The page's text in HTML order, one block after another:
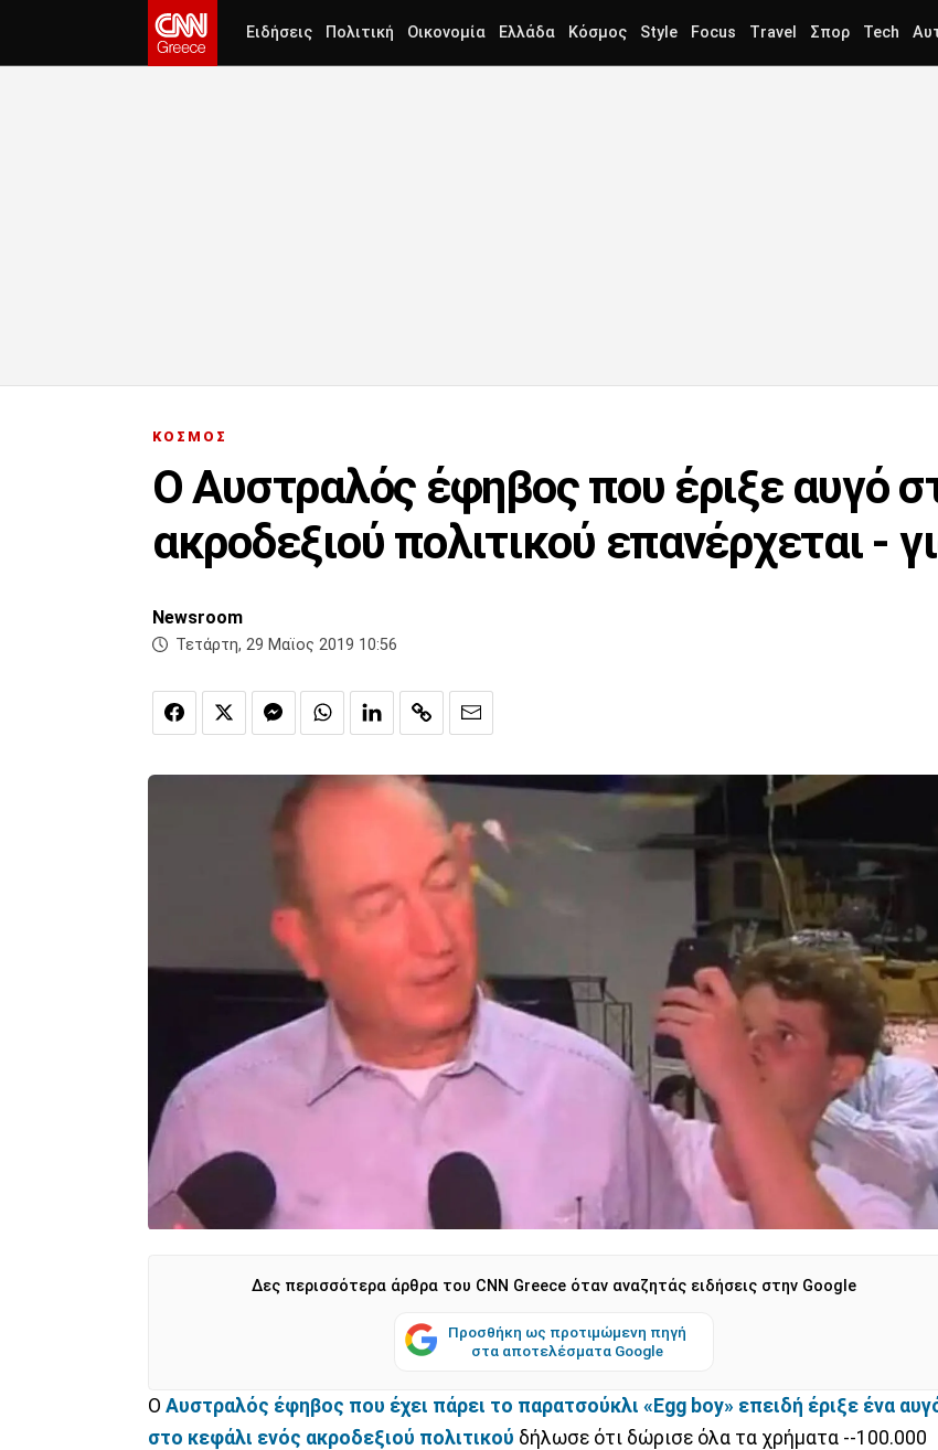
Ειδήσεις Πολιτική Οικονομία Ελλάδα Κόσμος Style Focus Travel Σπορ Tech
ΚΟΣΜΟΣ
Ο Αυστραλός έφηβος που έριξε αυγό
ακροδεξιού πολιτικού επανέρχεται -
Newsroom
Τετάρτη, 29 Μαϊος 2019 10:56
Δες περισσότερα άρθρα του CNN Greece όταν αναζητάς ειδήσεις στην Google
Προσθήκη ως προτιμώμενη πηγή
στα αποτελέσματα Google
Ο Αυστραλός έφηβος που έχει πάρει το παρατσούκλι «Egg boy» επειδή έριξε ένα
στο κεφάλι ενός ακροδεξιού πολιτικού δήλωσε ότι δώρισε όλα τα χρήματα --100.000